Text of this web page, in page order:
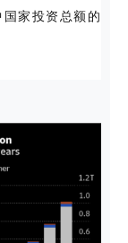
家投资总额的